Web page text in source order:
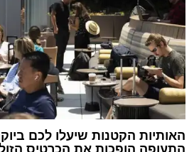
האותיות הקטנות שיעלו לכם
התעופה הופכות את הכרטיס